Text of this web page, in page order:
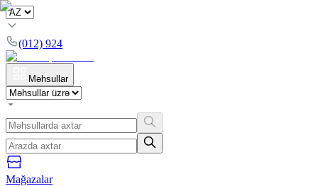
(012) 924
Məhsullar
Mağazalar